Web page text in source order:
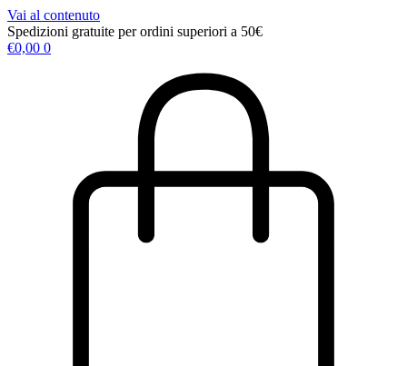
Vai al contenuto
Spedizioni gratuite per ordini superiori a 50€
€0,00 0